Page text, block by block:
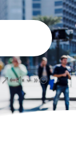
&#x39;